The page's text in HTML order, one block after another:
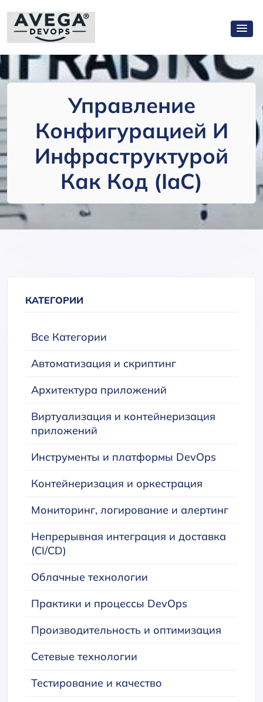
Управление
Конфигурацией И
Инфраструктурой
Как Код (IaC)
КАТЕГОРИИ
Все Категории
Автоматизация и скриптинг
Архитектура приложений
Виртуализация и контейнеризация
приложений
Инструменты и платформы DevOps
Контейнеризация и оркестрация
Мониторинг, логирование и алертинг
Непрерывная интеграция и доставка
(CI/CD)
Облачные технологии
Практики и процессы DevOps
Производительность и оптимизация
Сетевые технологии
Тестирование и качество